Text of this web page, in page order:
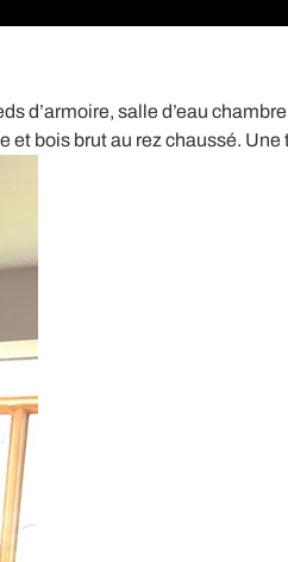
d’armoire, salle d’eau
et bois brut au rez chaussé.